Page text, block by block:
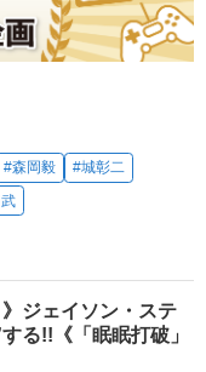
#森岡毅
#城彰二
》ジェイソン・ステ
る!!《「眠眠打破」